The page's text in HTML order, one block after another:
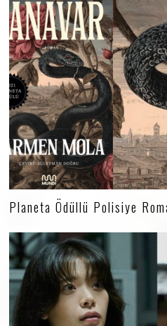
Planeta Ödüllü Polisiye